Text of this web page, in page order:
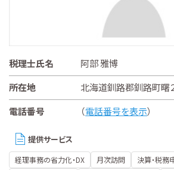
税理士氏名
阿部 雅博
所在地
北海道釧路郡釧路町曙
電話番号
（電話番号を表示）
提供サービス
経理事務の省力化・DX 月次訪問 決算・税務